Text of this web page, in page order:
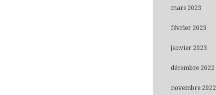
mars 2023
février 2023
janvier 2023
décembre 2022
novembre 2022